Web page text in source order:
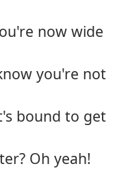
now wide
you're not
bound to get
Oh yeah!